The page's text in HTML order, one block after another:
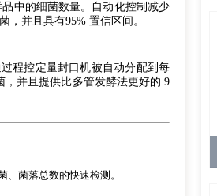
中的细菌数量。自动化控制减少
，并且具有95% 置信区间。
程控定量封口机被自动分配到每
，并且提供比多管发酵法更好的 9
菌落总数的快速检测。